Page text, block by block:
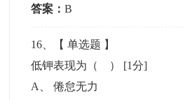
答案：B
16 、【单选题 】
低钾表现为（ ） [1分]
A
、倦怠无力